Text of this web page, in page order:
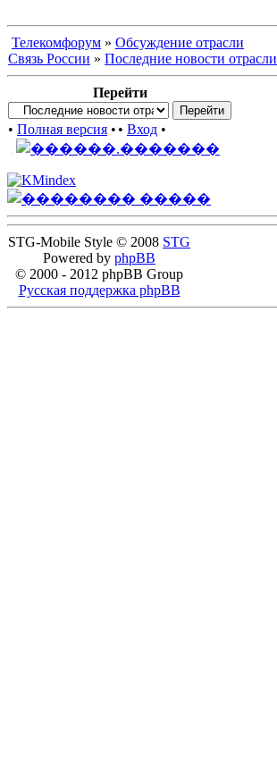
Телекомфорум » Обсуждение отрасли
Связь России » Последние новости отрасли
Перейти
• Полная версия • • Вход •
STG-Mobile Style © 2008 STG
Powered by phpBB
© 2000 - 2012 phpBB Group
Русская поддержка phpBB